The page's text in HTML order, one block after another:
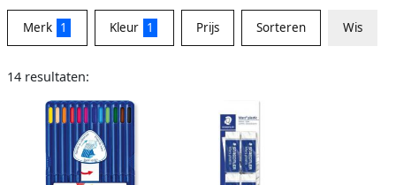
Merk 1 Kleur 1 Prijs Sorteren Wis
14 resultaten: